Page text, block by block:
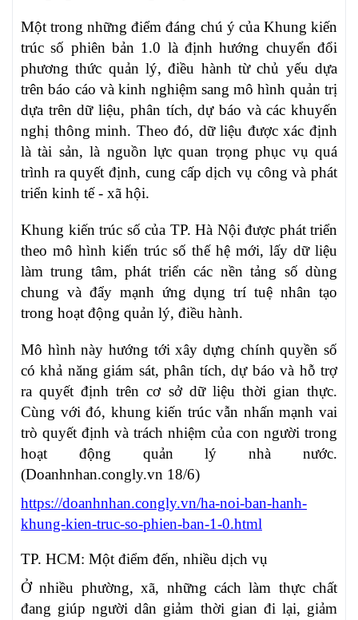
Một trong những điểm đáng chú ý của Khung kiến
trúc số phiên bản 1.0 là định hướng chuyển đổi
phương thức quản lý, điều hành từ chủ yếu dựa
trên báo cáo và kinh nghiệm sang mô hình quản trị
dựa trên dữ liệu, phân tích, dự báo và các khuyến
nghị thông minh. Theo đó, dữ liệu được xác định
là tài sản, là nguồn lực quan trọng phục vụ quá
trình ra quyết định, cung cấp dịch vụ công và phát
triển kinh tế - xã hội.
Khung kiến trúc số của TP. Hà Nội được phát triển
theo mô hình kiến trúc số thế hệ mới, lấy dữ liệu
làm trung tâm, phát triển các nền tảng số dùng
chung và đẩy mạnh ứng dụng trí tuệ nhân tạo
trong hoạt động quản lý, điều hành.
Mô hình này hướng tới xây dựng chính quyền số
có khả năng giám sát, phân tích, dự báo và hỗ trợ
ra quyết định trên cơ sở dữ liệu thời gian thực.
Cùng với đó, khung kiến trúc vẫn nhấn mạnh vai
trò quyết định và trách nhiệm của con người trong
hoạt động quản lý nhà nước.
(Doanhnhan.congly.vn 18/6)
https://doanhnhan.congly.vn/ha-noi-ban-hanh-
khung-kien-truc-so-phien-ban-1-0.html
TP. HCM: Một điểm đến, nhiều dịch vụ
Ở nhiều phường, xã, những cách làm thực chất
đang giúp người dân giảm thời gian đi lại, giảm